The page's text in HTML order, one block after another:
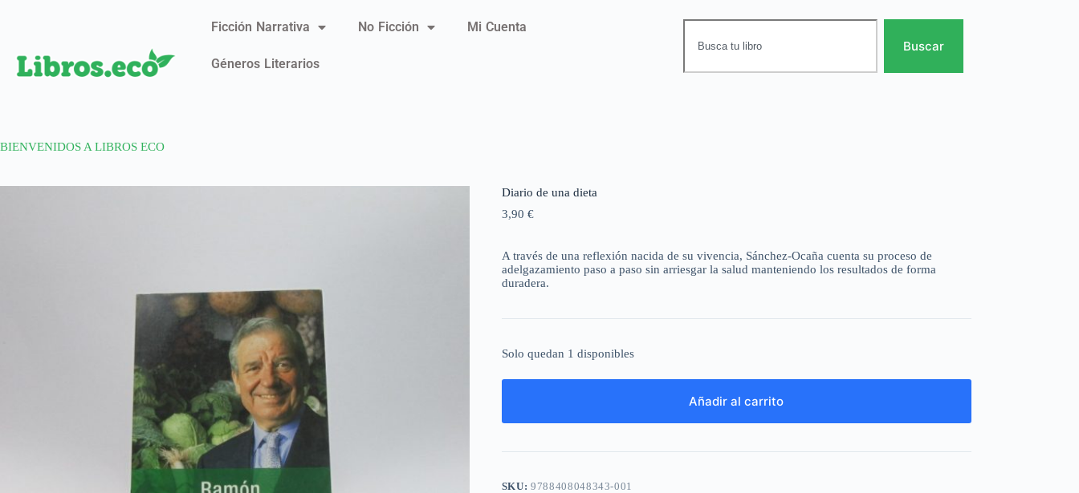
Ficción Narrativa No Ficción Mi Cuenta
Géneros Literarios
Buscar
BIENVENIDOS A LIBROS ECO
Diario de una dieta
3,90 €
A través de una reflexión nacida de su vivencia, Sánchez-Ocaña cuenta su proceso de
adelgazamiento paso a paso sin arriesgar la salud manteniendo los resultados de forma
duradera.
Solo quedan 1 disponibles
Añadir al carrito
SKU:9788408048343-001